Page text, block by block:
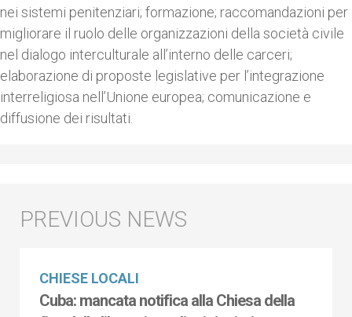
nei sistemi penitenziari; formazione; raccomandazioni per
migliorare il ruolo delle organizzazioni della società civile
nel dialogo interculturale all’interno delle carceri;
elaborazione di proposte legislative per l’integrazione
interreligiosa nell’Unione europea; comunicazione e
diffusione dei risultati.
CHIESE LOCALI
Cuba: mancata notifica alla Chiesa della